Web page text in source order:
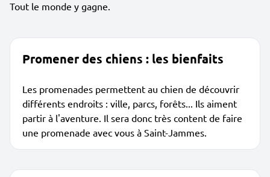
Tout le monde y gagne.
Promener des chiens : les bienfaits
Les promenades permettent au chien de découvrir
différents endroits : ville, parcs, forêts... Ils aiment
partir à l'aventure. Il sera donc très content de faire
une promenade avec vous à Saint-Jammes.